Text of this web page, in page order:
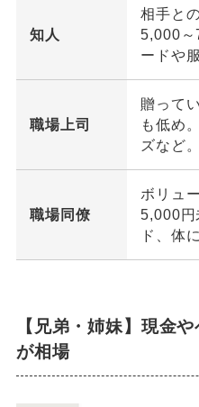
知人
相手と
5,000～
ードや
職場上司
贈って
も低め
ズなど。
職場同僚
ボリュ
5,000円
ド、体
【兄弟・姉妹】現金
が相場